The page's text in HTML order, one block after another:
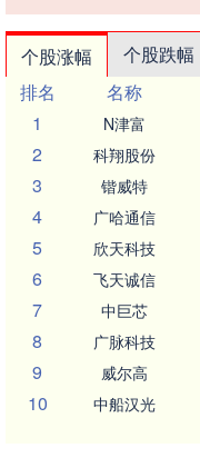
个股涨幅 个股跌幅
排名
名称
1
N津富
2 科翔股份
3 锴威特
4 广哈通信
5 欣天科技
6 飞天诚信
7 中巨芯
8 广脉科技
9 威尔高
10 中船汉光